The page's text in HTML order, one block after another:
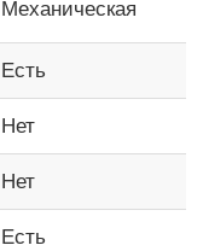
Механическая
Есть
Нет
Нет
Есть